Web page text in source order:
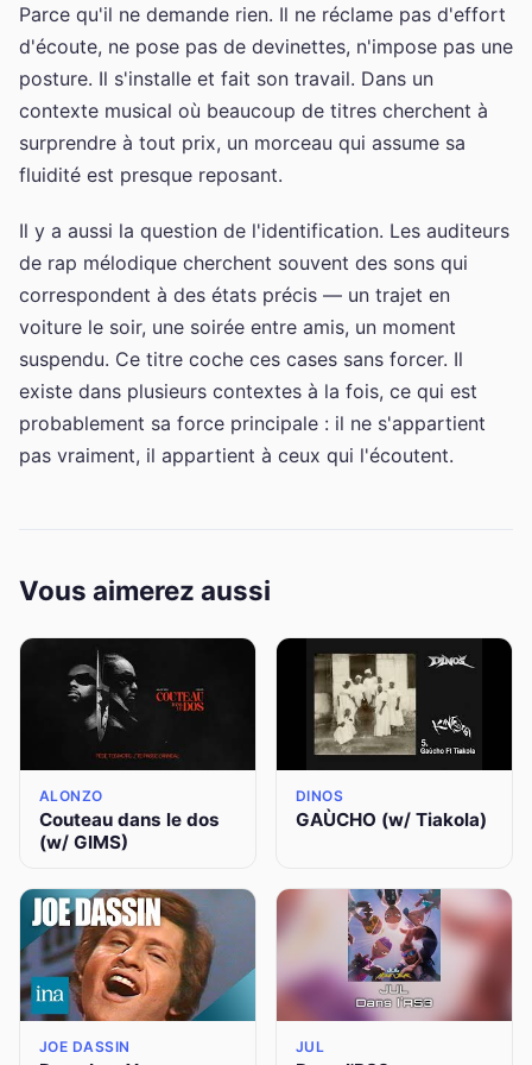
Parce qu'il ne demande rien. Il ne réclame pas d'effort
d'écoute, ne pose pas de devinettes, n'impose pas une
posture. Il s'installe et fait son travail. Dans un
contexte musical où beaucoup de titres cherchent à
surprendre à tout prix, un morceau qui assume sa
fluidité est presque reposant.
Il y a aussi la question de l'identification. Les auditeurs
de rap mélodique cherchent souvent des sons qui
correspondent à des états précis — un trajet en
voiture le soir, une soirée entre amis, un moment
suspendu. Ce titre coche ces cases sans forcer. Il
existe dans plusieurs contextes à la fois, ce qui est
probablement sa force principale : il ne s'appartient
pas vraiment, il appartient à ceux qui l'écoutent.
Vous aimerez aussi
ALONZO
Couteau dans le dos
(w/ GIMS)
DINOS
GAÙCHO (w/ Tiakola)
JOE DASSIN JUL